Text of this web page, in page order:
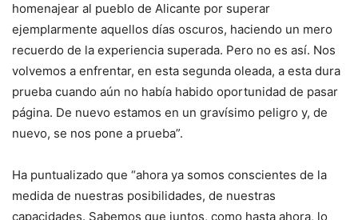
homenajear al pueblo de Alicante por superar
ejemplarmente aquellos días oscuros, haciendo un mero
recuerdo de la experiencia superada. Pero no es así. Nos
volvemos a enfrentar, en esta segunda oleada, a esta dura
prueba cuando aún no había habido oportunidad de pasar
página. De nuevo estamos en un gravísimo peligro y, de
nuevo, se nos pone a prueba”.
Ha puntualizado que “ahora ya somos conscientes de la
medida de nuestras posibilidades, de nuestras
capacidades. Sabemos que juntos, como hasta ahora, lo